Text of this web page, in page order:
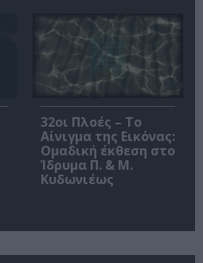
32οι Πλοές – Το
Αίνιγμα της Εικόνας:
Ομαδική έκθεση στο
Ίδρυμα Π. & Μ.
Κυδωνιέως